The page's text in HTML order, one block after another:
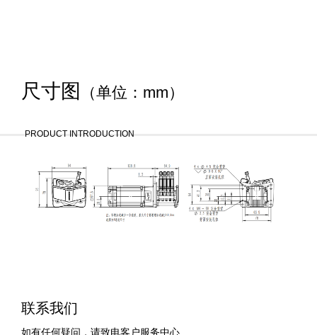
尺寸图 （单位：mm）
PRODUCT INTRODUCTION
联系我们
如有任何疑问，请致电客户服务中心